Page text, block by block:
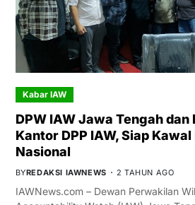
Kabar IAW
DPW IAW Jawa Tengah dan
Kantor DPP IAW, Siap
Nasional
BYREDAKSI IAWNEWS 2 TAHUN AGO
IAWNews.com – Dewan Perwakilan